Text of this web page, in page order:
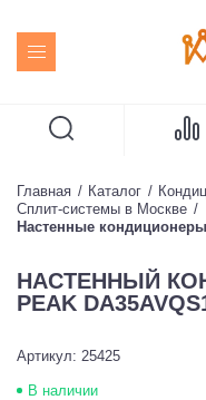
Главная Каталог
Сплит-системы в Москве
Настенные
НАСТЕННЫЙ
PEAK
Артикул: 25425
В наличии